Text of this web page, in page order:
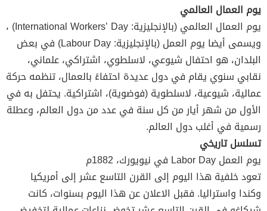
يوم العمال العالمي
يوم العمال العالمي (بالإنجليزية: International Workers’ Day) ،
ويسمى أيضا يوم العمل (بالإنجليزية: Labour Day) في بعض
البلدان، هو احتفال شيوعي، لاسلطوي، اشتراكي، علماني،
نقابي سنوي يقام في دول عديدة احتفاءً بالعمال، تنظمه حركة
عمالية، شيوعية، لاسلطوية (فوضوية)، اشتراكية. يحتفل به في
الأول من شهر أيار من كل سنة في عدد من دول العالم، وعطلة
رسمية في أغلب دول العالم.
تسلسل تاريخي
يوم العمل Labor Day في نيويورك، 1882م
تعود خلفية هذا اليوم إلى القرن التاسع عشر إلى أمريكيا
وكندا واستراليا. فقبل الاعلان عن هذا اليوم بسنوات، كانت